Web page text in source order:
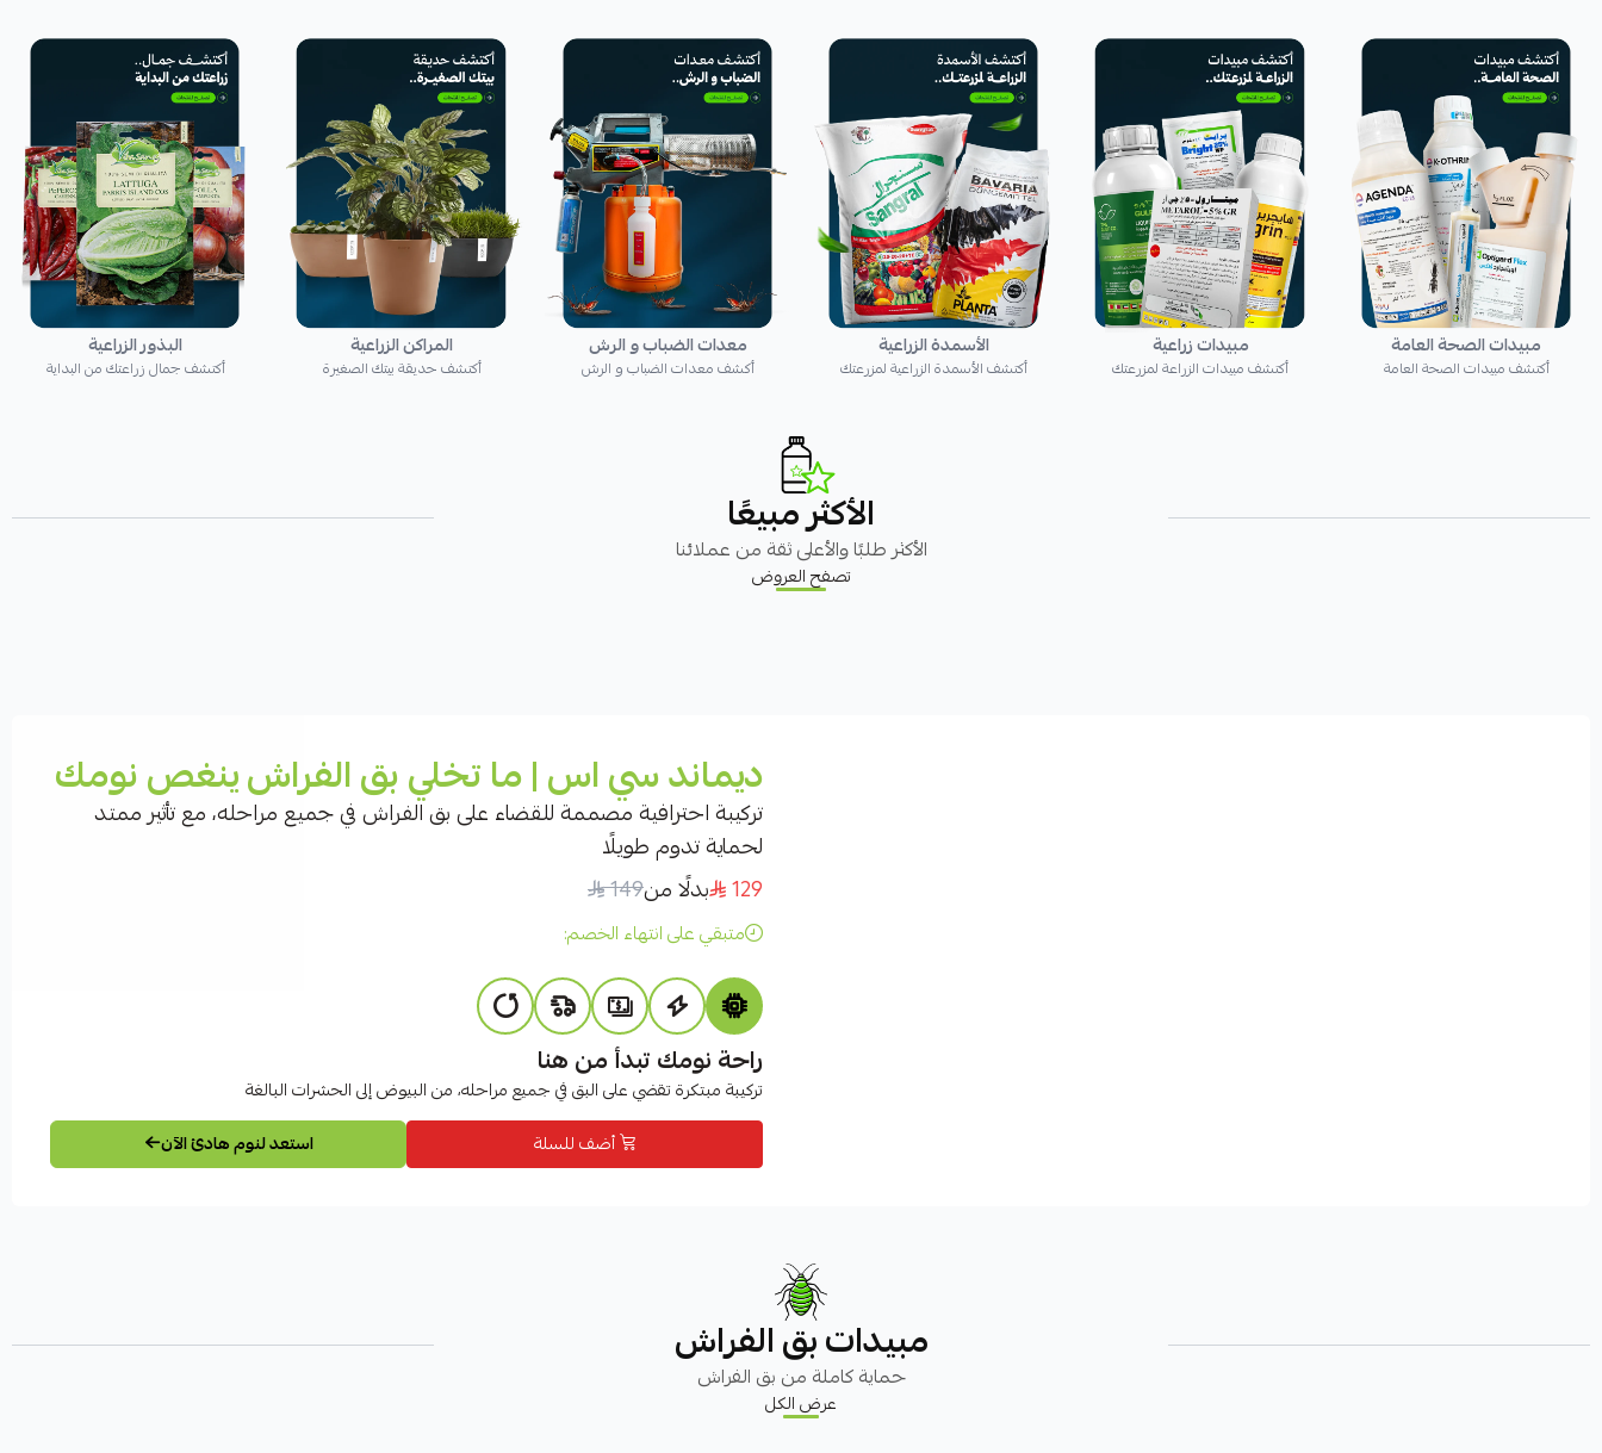
مبيدات الصحة العامة
أكتشف مبيدات الصحة العامة
مبيدات زراعية
أكتشف مبيدات الزراعة لمزرعتك
الأسمدة الزراعية
أكتشف الأسمدة الزراعية لمزرعتك
معدات الضباب و الرش
أكشف معدات الضباب و الرش
المراكن الزراعية
أكتشف حديقة بيتك الصغيرة
البذور الزراعية
أكتشف جمال زراعتك من البداية
الأكثر مبيعًا
الأكثر طلبًا والأعلى ثقة من عملائنا
تصفح العروض
ديماند سي اس | ما تخلي بق الفراش ينغص نومك
تركيبة احترافية مصممة للقضاء على بق الفراش في جميع مراحله، مع تأثير ممتد
لحماية تدوم طويلًا
129 بدلًا من149
متبقي على انتهاء الخصم:
راحة نومك تبدأ من هنا
تركيبة مبتكرة تقضي على البق في جميع مراحله، من البيوض إلى الحشرات البالغة
استعد لنوم هادئ الآن
مبيدات بق الفراش
حماية كاملة من بق الفراش
عرض الكل